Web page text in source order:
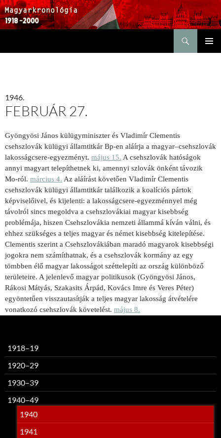
1946.
FEBRUÁR 27.
Gyöngyösi János külügyminiszter és Vladimír Clementis
csehszlovák külügyi államtitkár Bp-en aláírja a magyar–csehszlovák
lakosságcsere-egyezményt. május 15. A csehszlovák hatóságok
annyi magyart telepíthetnek ki, amennyi szlovák önként távozik
Mo-ról. március 4. Az aláírást követően Vladimír Clementis
csehszlovák külügyi államtitkár találkozik a koalíciós pártok
képviselőivel, és kijelenti: a lakosságcsere-egyezménnyel még
távolról sincs megoldva a csehszlovákiai magyar kisebbség
problémája, hiszen Csehszlovákia nemzeti állammá kíván válni, és
ehhez szükséges a teljes magyar és német kisebbség kitelepítése.
Clementis szerint a Csehszlovákiában maradó magyarok kisebbségi
jogokra nem számíthatnak, és a csehszlovák kormány az egy
tömbben élő magyar lakosságot széttelepíti az ország különböző
területeire. A jelenlevő magyar politikusok (Gyöngyösi János,
Rákosi Mátyás, Szakasits Árpád, Kovács Imre és Veres Péter)
egyöntetűen visszautasítják a teljes magyar lakosság átvételére
vonatkozó csehszlovák követelést. május 8.
1918–19
1920–29
1930–39
1940–49
1940
1941